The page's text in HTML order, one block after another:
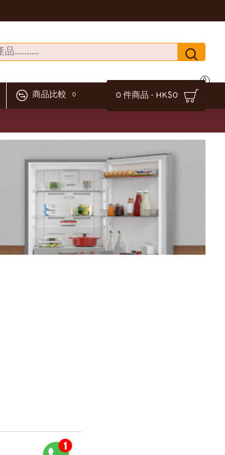
商品比較 0 0 件商品 - HK$0
0